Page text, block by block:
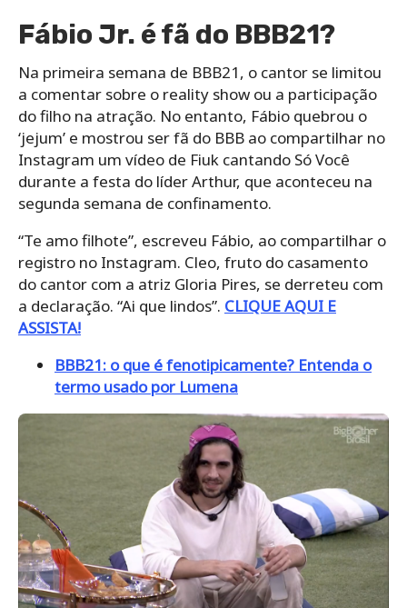
Fábio Jr. é fã do BBB21?
Na primeira semana de BBB21, o cantor se limitou
a comentar sobre o reality show ou a participação
do filho na atração. No entanto, Fábio quebrou o
‘jejum’ e mostrou ser fã do BBB ao compartilhar no
Instagram um vídeo de Fiuk cantando Só Você
durante a festa do líder Arthur, que aconteceu na
segunda semana de confinamento.
“Te amo filhote”, escreveu Fábio, ao compartilhar o
registro no Instagram. Cleo, fruto do casamento
do cantor com a atriz Gloria Pires, se derreteu com
a declaração. “Ai que lindos”. CLIQUE AQUI E
ASSISTA!
BBB21: o que é fenotipicamente? Entenda o
termo usado por Lumena